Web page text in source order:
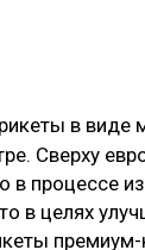
в виде
Сверху
в процессе
в целях